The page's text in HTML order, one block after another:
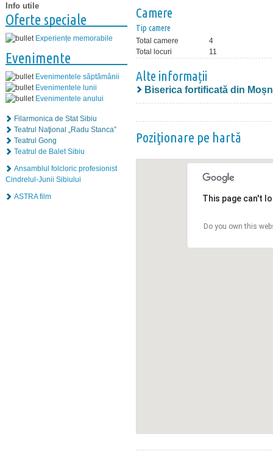
Info utile
Oferte speciale
Experiențe memorabile
Evenimente
Evenimentele săptămânii
Evenimentele lunii
Evenimentele anului
Filarmonica de Stat Sibiu
Teatrul Naţional „Radu Stanca”
Teatrul Gong
Teatrul de Balet Sibiu
Ansamblul folcloric profesionist
Cindrelul-Junii Sibiului
ASTRA film
Camere
Tip camere
Total camere
4
Total locuri
11
Alte informații
Biserica fortificată din
Poziţionare pe hartă
This page can't
Do you own this